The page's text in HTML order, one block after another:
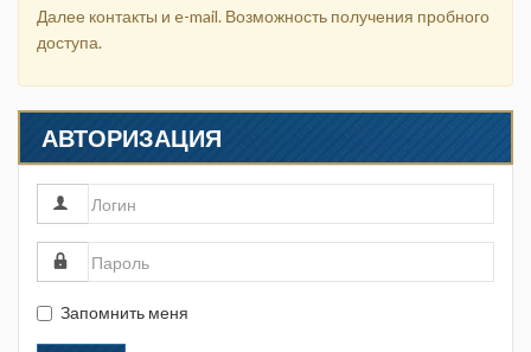
Далее контакты и e-mail. Возможность получения пробного
доступа.
АВТОРИЗАЦИЯ
Запомнить меня